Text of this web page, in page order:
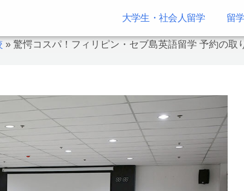
大学生・社会人留学 留
» 驚愕コスパ！フィリピン・セブ島英語留学 予約の取